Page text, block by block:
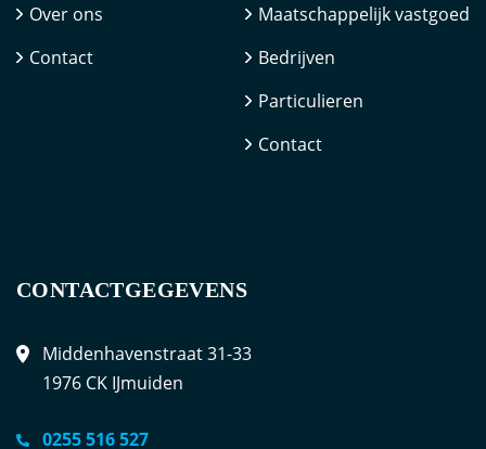
Over ons
Contact
Maatschappelijk vastgoed
Bedrijven
Particulieren
Contact
CONTACTGEGEVENS
Middenhavenstraat 31-33
1976 CK IJmuiden
0255 516 527